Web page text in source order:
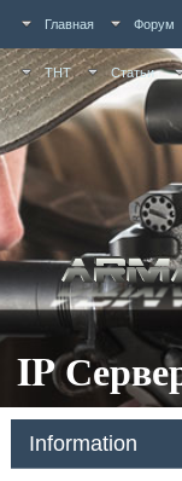
Главная Форум
ТНТ Статьи
IP
Information